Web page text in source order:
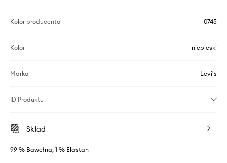
Kolor producenta 0745
Kolor niebieski
Marka Levi's
ID Produktu
Skład
99 % Bawełna, 1 % Elastan